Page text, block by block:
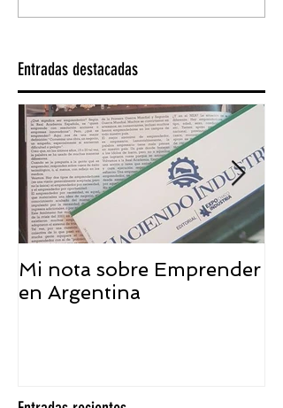
Entradas destacadas
Mi nota sobre Emprender
en Argentina